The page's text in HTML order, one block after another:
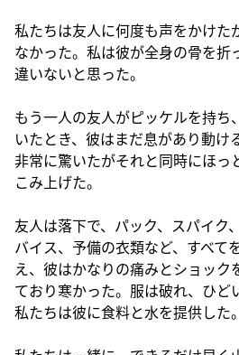
私たちは友人に何度も声をかけた
なかった。私は彼が全身の骨を折
違いないと思った。
もう一人の友人がピッケルを持ち
いたとき、彼はまだ息があり動け
非常に驚いたがそれと同時にほっ
こみ上げた。
友人は落下で、パック、スパイク
バイス、予備の衣類など、すべて
え、彼はかなりの痛みとショック
ており寒かった。服は破れ、ひど
私たちは彼に食料と水を提供した。